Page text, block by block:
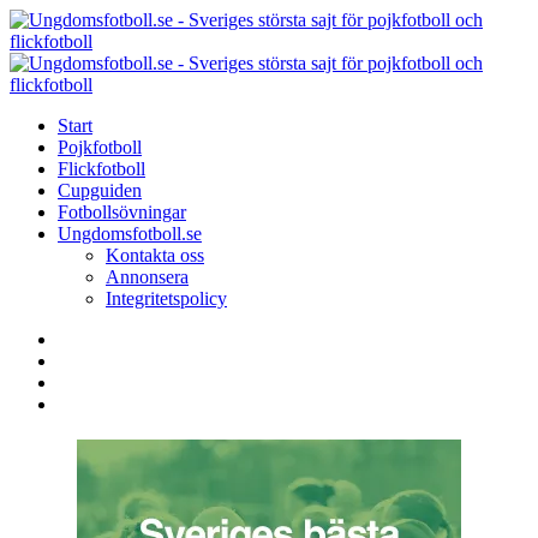
Menu
Search
Menu
Start
Pojkfotboll
Flickfotboll
Cupguiden
Fotbollsövningar
Ungdomsfotboll.se
Kontakta oss
Annonsera
Integritetspolicy